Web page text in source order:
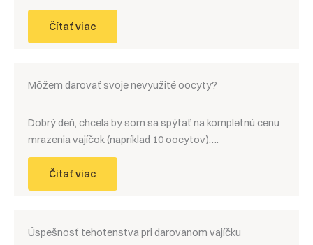
Čítať viac
Môžem darovať svoje nevyužité oocyty?
Dobrý deň, chcela by som sa spýtať na kompletnú cenu
mrazenia vajíčok (napríklad 10 oocytov)….
Čítať viac
Úspešnosť tehotenstva pri darovanom vajíčku